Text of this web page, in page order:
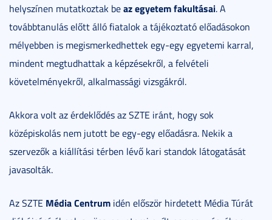
helyszínen mutatkoztak beaz egyetem fakultásai. A
továbbtanulás előtt álló fiatalok a tájékoztató előadásokon
mélyebben is megismerkedhettek egy-egy egyetemi karral,
mindent megtudhattak a képzésekről, a felvételi
követelményekről, alkalmassági vizsgákról.
Akkora volt az érdeklődés az SZTE iránt, hogy sok
középiskolás nem jutott be egy-egy előadásra. Nekik a
szervezők a kiállítási térben lévő kari standok látogatását
javasolták.
Az SZTE Média Centrum idén először hirdetett Média Túrát